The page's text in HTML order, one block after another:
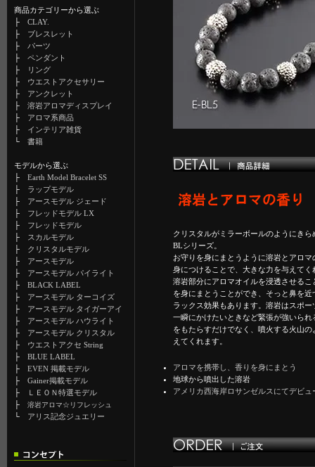
商品カテゴリーから選ぶ
├ CLAY.
├ ブレスレット
├ パーツ
├ ペンダント
├
リング
├ ウエストアクセサリー
├ アンクレット
├ 溶岩アロマディスプレイ
├ アロマ系商品
├ インテリア雑貨
└ 書籍
モデルから選ぶ
├ Earth Model Bracelet SS
├ ラップモデル
├ アースモデル ジェード
├ フレッドモデル LX
├ フレッドモデル
├ スカルモデル
├ クリスタルモデル
├ アースモデル
├ アースモデル パイライト
├ BLACK LABEL
├ アースモデル ターコイズ
├ アースモデル タイガーアイ
├ アースモデル ハウライト
├ アースモデル クリスタル
├ ウエストアクセ String
├ BLUE LABEL
├ EVEN 掲載モデル
├ Gainer掲載モデル
├
ＬＥＯＮ特選モデル
├ 溶岩アロマ☆リフレッシュ
└ アリス記念ジュエリー
クリスタルがミラーボールのようにき
BLシリーズ。
お守りを身にまとうように溶岩とアロ
身につけることで、大きな力を与えてく
溶岩部分にアロマオイルを浸透させる
を身にまとうことができ、そっと鼻を
ラックス効果もあります。溶岩はスポ
一瞬にかけたいときなど緊張が強いら
をもたらすだけでなく、噴火する火山
えてくれます。
アロマを携帯し、香りを身にまとう
地球から噴出した溶岩
アメリカ西海岸ロサンゼルスにてデビュ